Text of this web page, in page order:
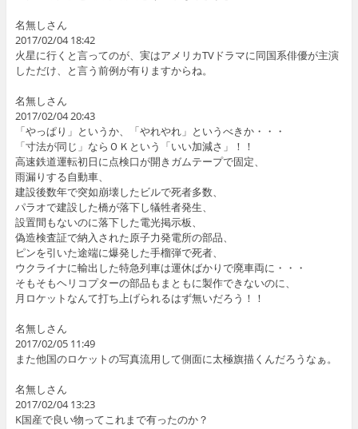
名無しさん
2017/02/04 18:42
火星に行くと言ってのが、実はアメリカTVドラマに同国系俳優が主演
しただけ、と言う前例が有りますからね。
名無しさん
2017/02/04 20:43
「やっぱり」というか、「やれやれ」というべきか・・・
「寸法が同じ」ならＯＫという「いい加減さ」！！
高速鉄道運転初日に点検口が開きガムテープで固定、
雨漏りする自動車、
建設後数年で突如崩壊したビルで死者多数、
パラオで建設した橋が落下し犠牲者発生、
設置間もないのに落下した電光掲示板、
偽造検査証で納入された原子力発電所の部品、
ピンを引いた途端に爆発した手榴弾で死者、
ウクライナに輸出した特急列車は運休ばかりで廃車両に・・・
そもそもヘリコプターの部品もまともに製作できないのに、
月ロケットなんて打ち上げられるはず無いだろう！！
名無しさん
2017/02/05 11:49
また他国のロケットの写真流用して側面に太極旗描くんだろうなぁ。
名無しさん
2017/02/04 13:23
K国産で良い物ってこれまで有ったのか？